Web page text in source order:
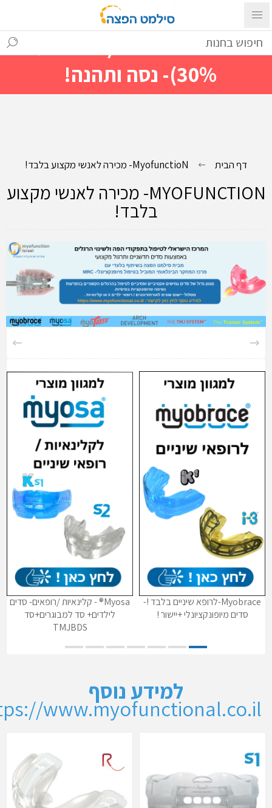
עם ההתחברות ניתן לראות מייד
מחירים מיוחדים(הנחות עד
30%)- נסה ותהנה!
דף הבית MyofunctioN- מכירה לאנשי מקצוע בלבד!
MYOFUNCTION- מכירה לאנשי מקצוע
בלבד!
Myobrace-לרופא שיניים בלבד !-
סדים מיופונקציונלי +יישור !
Myosa® - קלינאיות /רופאים- סדים
לילדים+ סד למבוגרים+סד
TMJBDS
למידע נוסף
www.myofunctional.co.il